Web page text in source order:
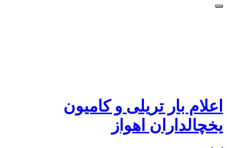
اعلام بار تریلی و کامیون
یخچالداران اهواز